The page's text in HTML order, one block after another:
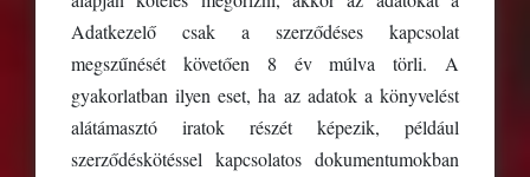
Adatkezelő csak a szerződéses kapcsolat
megszűnését követően 8 év múlva törli. A
gyakorlatban ilyen eset, ha az adatok a könyvelést
alátámasztó iratok részét képezik, például
szerződéskötéssel kapcsolatos dokumentumokban